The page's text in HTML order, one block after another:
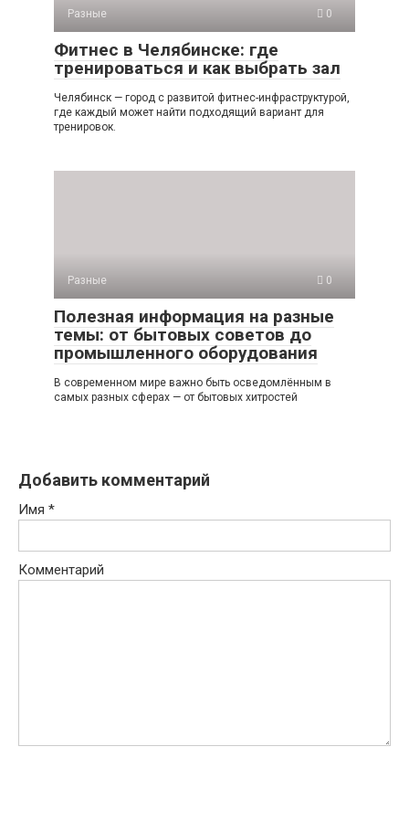
Разные 0
Фитнес в Челябинске: где
тренироваться и как выбрать зал
Челябинск — город с развитой фитнес-инфраструктурой,
где каждый может найти подходящий вариант для
тренировок.
Разные 0
Полезная информация на разные
темы: от бытовых советов до
промышленного оборудования
В современном мире важно быть осведомлённым в
самых разных сферах — от бытовых хитростей
Добавить комментарий
Имя *
Комментарий